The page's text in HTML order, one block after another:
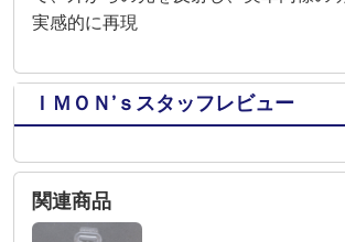
実感的に再現
ＩＭＯＮ’ｓスタッフレビュー
関連商品